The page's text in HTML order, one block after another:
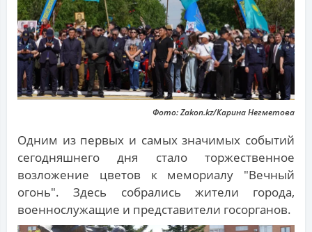
Фото: Zakon.kz/Карина Негметова
Одним из первых и самых значимых событий
сегодняшнего дня стало торжественное
возложение цветов к мемориалу "Вечный
огонь". Здесь собрались жители города,
военнослужащие и представители госорганов.